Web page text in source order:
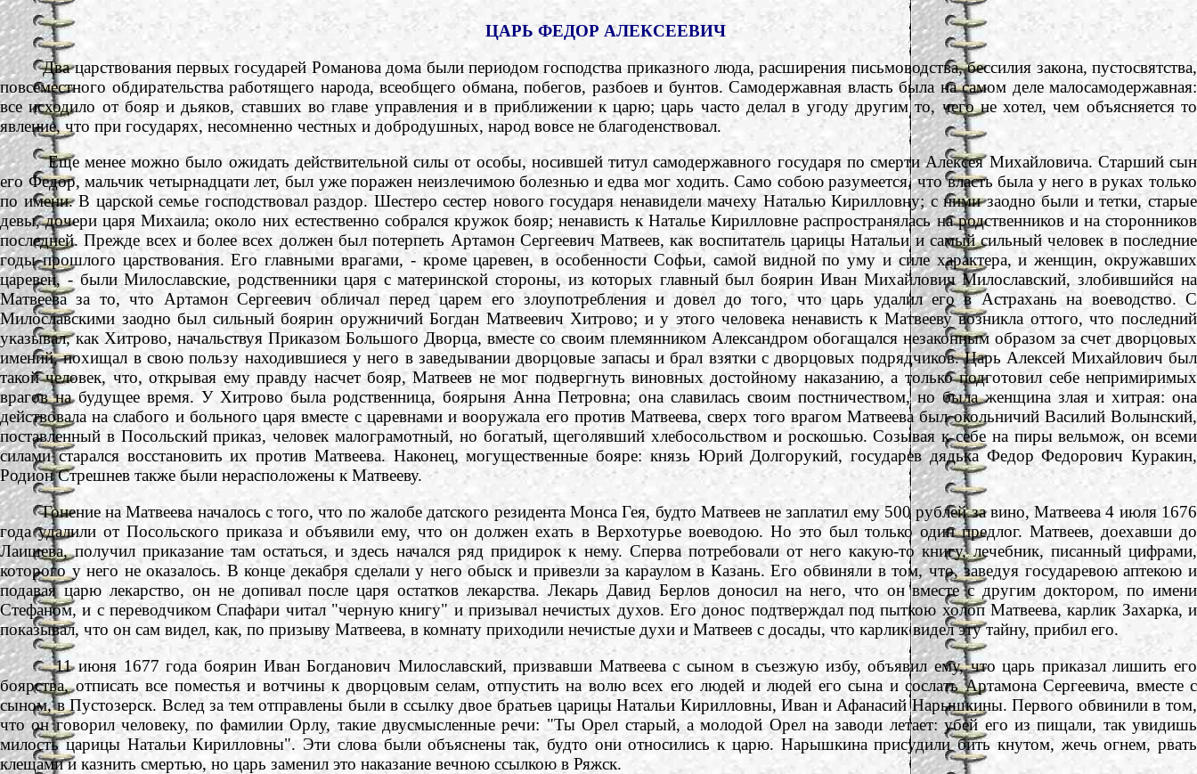
ЦАРЬ ФЕДОР АЛЕКСЕЕВИЧ
Два царствования первых государей Романова дома были периодом господства приказного люда, расширения письмоводства, бессилия закона, пустосвятства,
повсеместного обдирательства работящего народа, всеобщего обмана, побегов, разбоев и бунтов. Самодержавная власть была на самом деле малосамодержавная:
все исходило от бояр и дьяков, ставших во главе управления и в приближении к царю; царь часто делал в угоду другим то, чего не хотел, чем объясняется то
явление, что при государях, несомненно честных и добродушных, народ вовсе не благоденствовал.
Еще менее можно было ожидать действительной силы от особы, носившей титул самодержавного государя по смерти Алексея Михайловича. Старший сын
его Федор, мальчик четырнадцати лет, был уже поражен неизлечимою болезнью и едва мог ходить. Само собою разумеется, что власть была у него в руках только
по имени. В царской семье господствовал раздор. Шестеро сестер нового государя ненавидели мачеху Наталью Кирилловну; с ними заодно были и тетки, старые
девы, дочери царя Михаила; около них естественно собрался кружок бояр; ненависть к Наталье Кирилловне распространялась на родственников и на сторонников
последней. Прежде всех и более всех должен был потерпеть Артамон Сергеевич Матвеев, как воспитатель царицы Натальи и самый сильный человек в последние
годы прошлого царствования. Его главными врагами, - кроме царевен, в особенности Софьи, самой видной по уму и силе характера, и женщин, окружавших
царевен, - были Милославские, родственники царя с материнской стороны, из которых главный был боярин Иван Михайлович Милославский, злобившийся на
Матвеева за то, что Артамон Сергеевич обличал перед царем его злоупотребления и довел до того, что царь удалил его в Астрахань на воеводство. С
Милославскими заодно был сильный боярин оружничий Богдан Матвеевич Хитрово; и у этого человека ненависть к Матвееву возникла оттого, что последний
указывал, как Хитрово, начальствуя Приказом Большого Дворца, вместе со своим племянником Александром обогащался незаконным образом за счет дворцовых
имений, похищал в свою пользу находившиеся у него в заведывании дворцовые запасы и брал взятки с дворцовых подрядчиков. Царь Алексей Михайлович был
такой человек, что, открывая ему правду насчет бояр, Матвеев не мог подвергнуть виновных достойному наказанию, а только подготовил себе непримиримых
врагов на будущее время. У Хитрово была родственница, боярыня Анна Петровна; она славилась своим постничеством, но была женщина злая и хитрая: она
действовала на слабого и больного царя вместе с царевнами и вооружала его против Матвеева, сверх того врагом Матвеева был окольничий Василий Волынский,
поставленный в Посольский приказ, человек малограмотный, но богатый, щеголявший хлебосольством и роскошью. Созывая к себе на пиры вельмож, он всеми
силами старался восстановить их против Матвеева. Наконец, могущественные бояре: князь Юрий Долгорукий, государев дядька Федор Федорович Куракин,
Родион Стрешнев также были нерасположены к Матвееву.
Гонение на Матвеева началось с того, что по жалобе датского резидента Монса Гея, будто Матвеев не заплатил ему 500 рублей за вино, Матвеева 4 июля 1676
года удалили от Посольского приказа и объявили ему, что он должен ехать в Верхотурье воеводою. Но это был только один предлог. Матвеев, доехавши до
Лаишева, получил приказание там остаться, и здесь начался ряд придирок к нему. Сперва потребовали от него какую-то книгу, лечебник, писанный цифрами,
которого у него не оказалось. В конце декабря сделали у него обыск и привезли за караулом в Казань. Его обвиняли в том, что, заведуя государевою аптекою и
подавая царю лекарство, он не допивал после царя остатков лекарства. Лекарь Давид Берлов доносил на него, что он вместе с другим доктором, по имени
Стефаном, и с переводчиком Спафари читал "черную книгу" и призывал нечистых духов. Его донос подтверждал под пыткою холоп Матвеева, карлик Захарка, и
показывал, что он сам видел, как, по призыву Матвеева, в комнату приходили нечистые духи и Матвеев с досады, что карлик видел эту тайну, прибил его.
11 июня 1677 года боярин Иван Богданович Милославский, призвавши Матвеева с сыном в съезжую избу, объявил ему, что царь приказал лишить его
боярства, отписать все поместья и вотчины к дворцовым селам, отпустить на волю всех его людей и людей его сына и сослать Артамона Сергеевича, вместе с
сыном, в Пустозерск. Вслед за тем отправлены были в ссылку двое братьев царицы Натальи Кирилловны, Иван и Афанасий Нарышкины. Первого обвинили в том,
что он говорил человеку, по фамилии Орлу, такие двусмысленные речи: "Ты Орел старый, а молодой Орел на заводи летает: убей его из пищали, так увидишь
милость царицы Натальи Кирилловны". Эти слова были объяснены так, будто они относились к царю. Нарышкина присудили бить кнутом, жечь огнем, рвать
клещами и казнить смертью, но царь заменил это наказание вечною ссылкою в Ряжск.